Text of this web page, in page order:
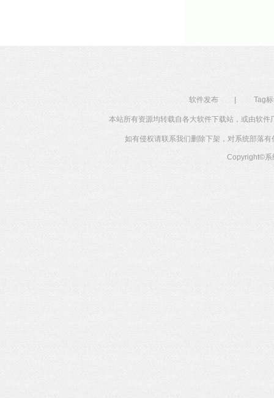
软件发布 Tag
本站所有资源均转载自各大软件下载站，或由软
如有侵权请联系我们删除下架，对系统部落
Copyright©系